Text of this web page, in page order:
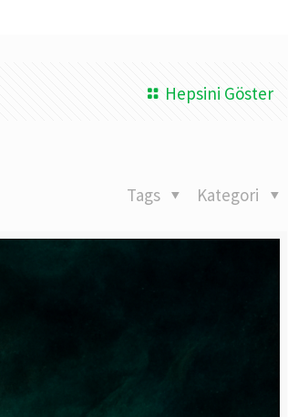
Hepsini Göster
Kategori
Tags